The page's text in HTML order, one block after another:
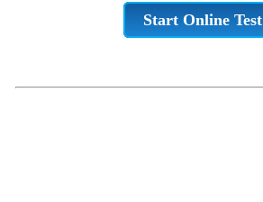
Start Online Test